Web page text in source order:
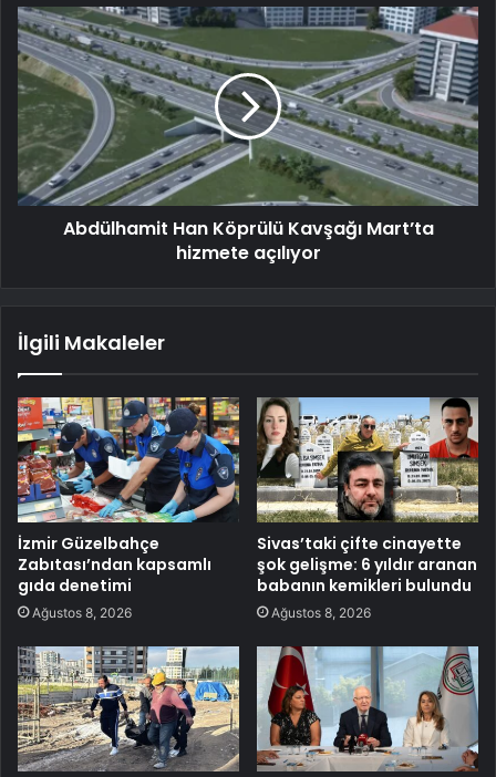
Abdülhamit Han Köprülü Kavşağı Mart’ta
hizmete açılıyor
İlgili Makaleler
İzmir Güzelbahçe
Zabıtası’ndan kapsamlı
gıda denetimi
Ağustos 8, 2026
Sivas’taki çifte cinayette
şok gelişme: 6 yıldır aranan
babanın kemikleri bulundu
Ağustos 8, 2026